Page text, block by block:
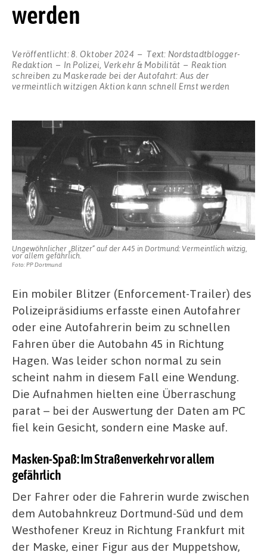
werden
Veröffentlicht:8. Oktober 2024 Text: Nordstadtblogger-
Redaktion
InPolizei, Verkehr & Mobilität
Reaktion
schreiben zu Maskerade bei der Autofahrt: Aus der
vermeintlich witzigen Aktion kann schnell Ernst werden
Ungewöhnlicher „Blitzer“ auf der A45 in Dortmund: Vermeintlich witzig,
vor allem gefährlich.
Foto: PP Dortmund
Ein mobiler Blitzer (Enforcement-Trailer) des
Polizeipräsidiums erfasste einen Autofahrer
oder eine Autofahrerin beim zu schnellen
Fahren über die Autobahn 45 in Richtung
Hagen. Was leider schon normal zu sein
scheint nahm in diesem Fall eine Wendung.
Die Aufnahmen hielten eine Überraschung
parat – bei der Auswertung der Daten am PC
fiel kein Gesicht, sondern eine Maske auf.
Masken-Spaß: Im Straßenverkehr vor allem
gefährlich
Der Fahrer oder die Fahrerin wurde zwischen
dem Autobahnkreuz Dortmund-Süd und dem
Westhofener Kreuz in Richtung Frankfurt mit
der Maske, einer Figur aus der Muppetshow,